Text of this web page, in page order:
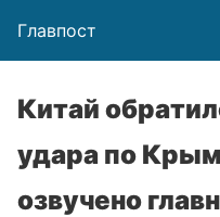
Главпост
Китай
удара по
озвучено